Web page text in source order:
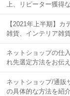
上、リピーター獲得
【2021年上半期】
雑貨、インテリア雑貨
ネットショップの仕
れ先選定方法をお伝え
ネットショップ/通販
の具体的な方法を紹介